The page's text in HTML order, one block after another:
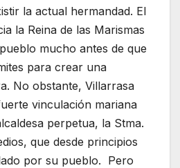
la actual hermandad. El
la Reina de las Marismas
mucho antes de que
para crear una
No obstante, Villarrasa
vinculación mariana
perpetua, la Stma.
que desde principios
por su pueblo. Pero